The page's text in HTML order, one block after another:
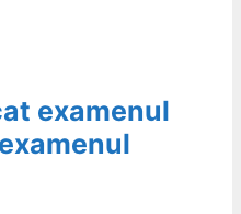
examenul